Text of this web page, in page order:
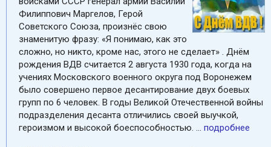
Филиппович Маргелов, Герой
Советского Союза, произнёс свою
знаменитую фразу: «Я понимаю, как это
сложно, но никто, кроме нас, этого не сделает» . Днём
рождения ВДВ считается 2 августа 1930 года, когда на
учениях Московского военного округа под Воронежем
было совершено первое десантирование двух боевых
групп по 6 человек. В годы Великой Отечественной войны
подразделения десанта отличились своей выучкой,
героизмом и высокой боеспособностью. ... подробнее